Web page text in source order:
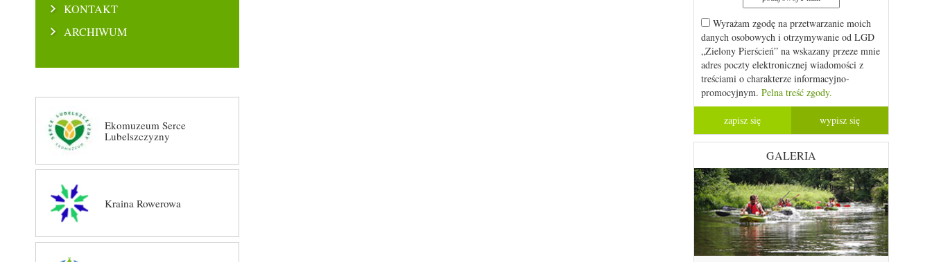
KONTAKT
ARCHIWUM
Ekomuzeum Serce
Lubelszczyzny
Kraina Rowerowa
Wyrażam zgodę na przetwarzanie moich
danych osobowych i otrzymywanie od LGD
„Zielony Pierścień” na wskazany przeze mnie
adres poczty elektronicznej wiadomości z
treściami o charakterze informacyjno-
promocyjnym. Pelna treść zgody.
GALERIA